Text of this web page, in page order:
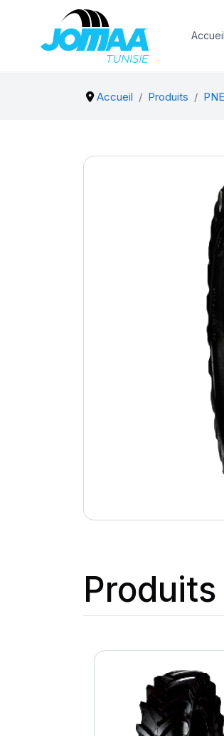
Accueil
Accueil Produits